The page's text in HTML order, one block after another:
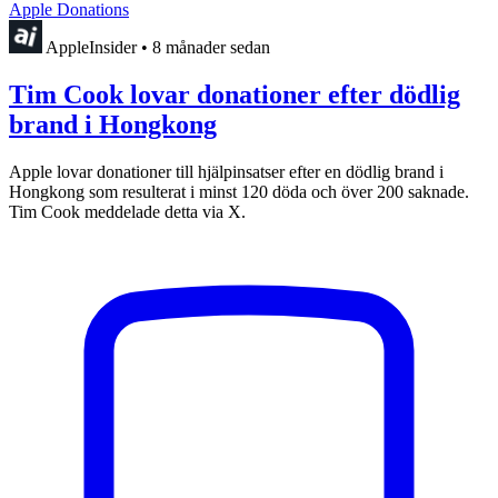
Apple Donations
AppleInsider • 8 månader sedan
Tim Cook lovar donationer efter dödlig
brand i Hongkong
Apple lovar donationer till hjälpinsatser efter en dödlig brand i
Hongkong som resulterat i minst 120 döda och över 200 saknade.
Tim Cook meddelade detta via X.